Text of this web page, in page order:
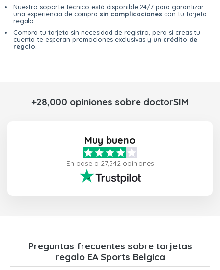
Nuestro soporte técnico está disponible 24/7 para garantizar
una experiencia de compra sin complicaciones con tu tarjeta
regalo.
Compra tu tarjeta sin necesidad de registro, pero si creas tu
cuenta te esperan promociones exclusivas y un crédito de
regalo
+28,000 opiniones sobre doctorSIM
Muy bueno
En base a 27,542 opiniones
Preguntas frecuentes sobre tarjetas
regalo EA Sports Belgica